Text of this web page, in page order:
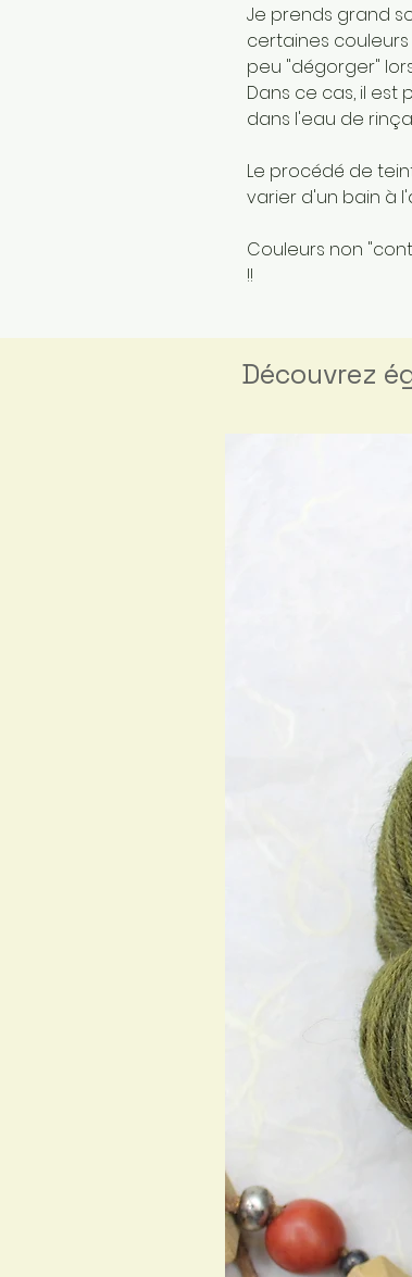
Je prends grand
certaines
peu "dégorger"
Dans ce cas, il
dans l'eau de
Le procédé de
varier d'un bain à
Couleurs non
!!
Découvrez